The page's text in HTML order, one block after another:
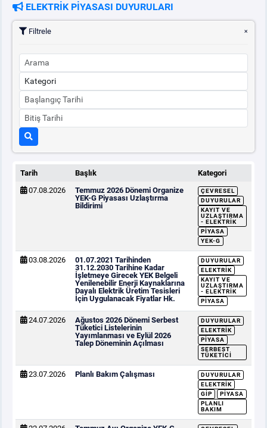
ELEKTRİK PİYASASI DUYURULARI
Filtrele
Tarih Başlık
Kategori
07.08.2026
Temmuz 2026 Dönemi Organize
YEK-G Piyasası Uzlaştırma
Bildirimi
ÇEVRESEL
DUYURULAR
KAYIT VE
UZLAŞTIRMA
- ELEKTRIK
PIYASA
YEK-G
03.08.2026
01.07.2021 Tarihinden
31.12.2030 Tarihine Kadar
İşletmeye Girecek YEK Belgeli
Yenilenebilir Enerji Kaynaklarına
Dayalı Elektrik Üretim Tesisleri
İçin Uygulanacak Fiyatlar Hk.
DUYURULAR
ELEKTRIK
KAYIT VE
UZLAŞTIRMA
- ELEKTRIK
PIYASA
24.07.2026
Ağustos 2026 Dönemi Serbest
Tüketici Listelerinin
Yayımlanması ve Eylül 2026
Talep Döneminin Açılması
DUYURULAR
ELEKTRIK
PIYASA
SERBEST
TÜKETICI
23.07.2026 Planlı Bakım Çalışması
DUYURULAR
ELEKTRIK
GİP
PIYASA
PLANLI
BAKIM